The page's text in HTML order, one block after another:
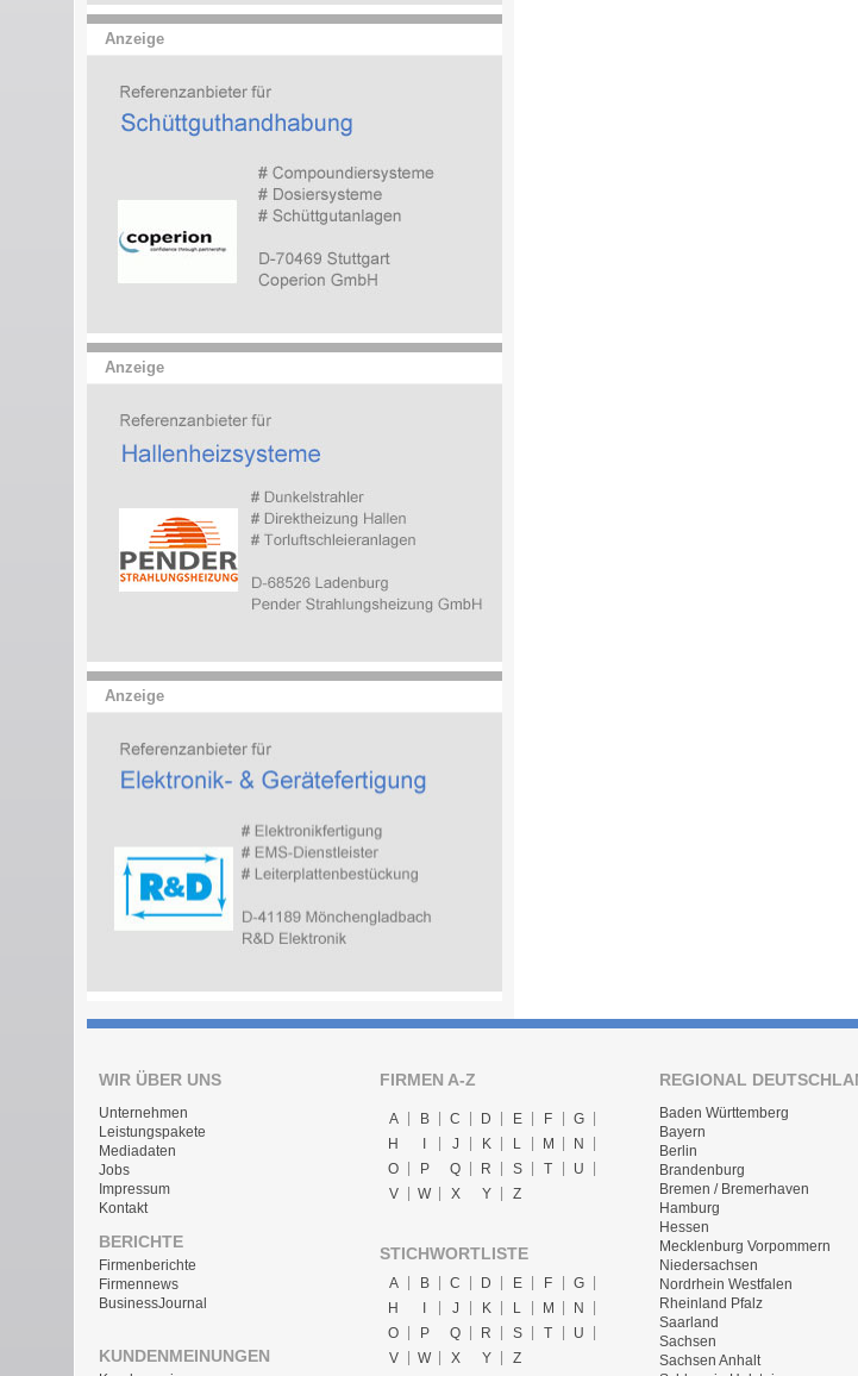
Anzeige
Anzeige
Anzeige
WIR ÜBER UNS
Unternehmen
Leistungspakete
Mediadaten
Jobs
Impressum
Kontakt
BERICHTE
Firmenberichte
Firmennews
BusinessJournal
KUNDENMEINUNGEN
FIRMEN A-Z
A B C D E F
G
H
I J K L M
N
O
P Q R S T
U
V
W X Y Z
STICHWORTLISTE
A B C D E F
G
H
J K L M
N
O
P Q R S T
U
V
W X Y Z
REGIONAL
Baden Württemberg
Bayern
Berlin
Brandenburg
Bremen / Bremerhaven
Hamburg
Hessen
Mecklenburg Vorpommern
Niedersachsen
Nordrhein Westfalen
Rheinland Pfalz
Saarland
Sachsen
Sachsen Anhalt